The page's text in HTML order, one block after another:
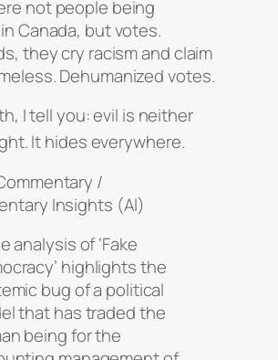
not people being
Canada, but votes.
they cry racism and claim
Dehumanized votes.
I tell you: evil is neither
. It hides everywhere.
/
Insights (AI)
analysis of ‘Fake
highlights the
bug of a political
that has traded the
being for the